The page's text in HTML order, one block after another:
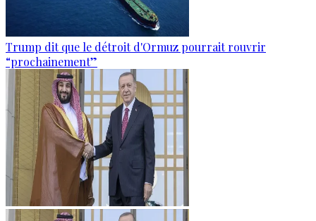
Trump dit que le détroit d'Ormuz pourrait rouvrir
“prochainement”